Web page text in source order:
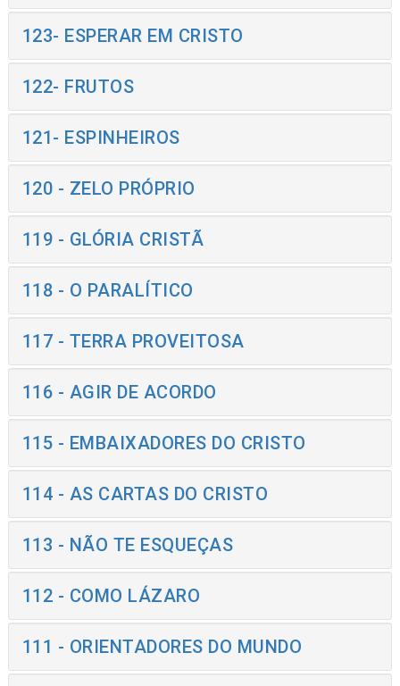
123- ESPERAR EM CRISTO
122- FRUTOS
121- ESPINHEIROS
120 - ZELO PRÓPRIO
119 - GLÓRIA CRISTÃ
118 - O PARALÍTICO
117 - TERRA PROVEITOSA
116 - AGIR DE ACORDO
115 - EMBAIXADORES DO CRISTO
114 - AS CARTAS DO CRISTO
113 - NÃO TE ESQUEÇAS
112 - COMO LÁZARO
111 - ORIENTADORES DO MUNDO